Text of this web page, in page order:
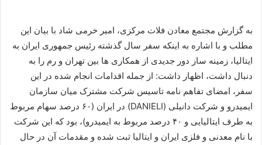
به گزارش مجتمع معادن فلات مرکزی، امیر خرمی شاد با بیان این
مطلب و با اشاره به اینکه سفر سال گذشته رئیس جمهوری ایران به
ایتالیا، زمینه ساز دور جدیدی از همکاری ها بین تهران و رم را به
دنبال داشت، اظهار داشت: از جمله اقدامات انجام شده در این
سفر، امضای تفاهم نامه تاسیس شرکت مشترک میان سازمان
ایمیدرو و شرکت دانیلی (DANIELI) در ایران (۶۰ درصد سهام مربوط
به طرف ایتالیایی و ۴۰ درصد مربوط به ایمیدرو)، بود که این شرکت
با نام معدنی و فلزی ایران و ایتالیا ثبت شده و مقدمات آن در حال